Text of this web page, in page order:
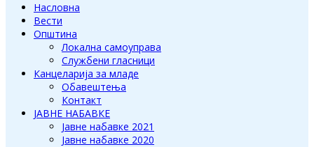
Насловна
Вести
Општина
Локална самоуправа
Службени гласници
Канцеларија за младе
Обавештења
Контакт
ЈАВНЕ НАБАВКЕ
Јавне набавке 2021
Јавне набавке 2020